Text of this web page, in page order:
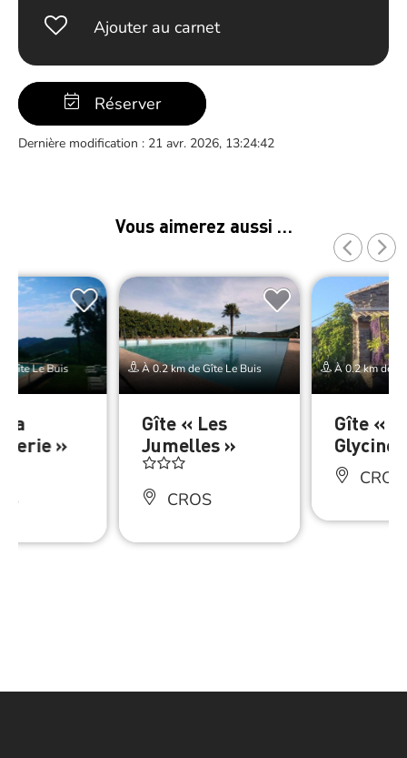
Ajouter au carnet
Réserver
Dernière modification : 21 avr. 2026, 13:24:42
Vous aimerez aussi …
Gîte Le Buis
»
À 0.2 km de Gîte Le Buis
Gîte « Les
Jumelles »
CROS
À 0.2 km de
Gîte «
Glycine
CROS